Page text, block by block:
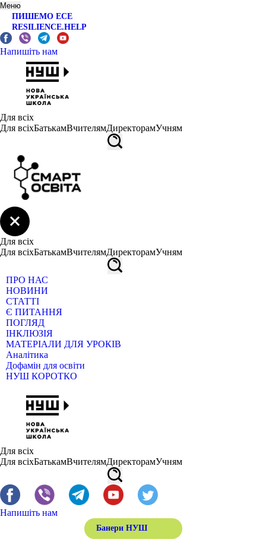
Меню
ПИШЕМО ЕСЕ
RESILIENCE.HELP
Напишіть нам
Для всіх
Для всіхБатькамВчителямДиректорамУчням
Для всіх
Для всіхБатькамВчителямДиректорамУчням
ПРО НАС
НОВИНИ
СТАТТІ
Є ПИТАННЯ
ПОГЛЯД
ІНКЛЮЗІЯ
МАТЕРІАЛИ ДЛЯ УРОКІВ
Аналітика
Дофамін для освіти
НУШ КОРОТКО
Для всіх
Для всіхБатькамВчителямДиректорамУчням
Напишіть нам
Банери НУШ